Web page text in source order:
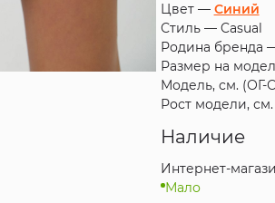
Цвет — Синий
Стиль — Casual
Родина бренда
Размер на
Модель, см.
Рост модели,
Наличие
Интернет-
Мало